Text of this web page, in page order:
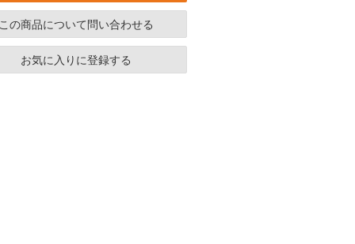
の商品について問い合わせる
お気に入りに登録する